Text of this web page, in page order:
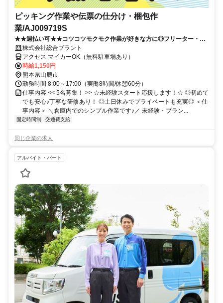
ピッキング作業や伝票の仕分け・梱包作
業/AJ009719S
★★週払い可★★コツコツモクモク作業が好きな方に◎フリーター・ブ
ランクある方歓迎
株式会社総合プラント
アクセス マイカーOK（無料駐車場あり）
時給1,150円
熊本県山鹿市
勤務時間 8:00～17:00（実働8時間/休憩60分）
仕事内容 << 5名募集！ >> ☆未経験スタート応援します！☆ ◎初めて
でも安心♪丁寧な研修あり！ ◎土日休みでプライベートも充実◎ ＜仕
事内容＞ ＼倉庫内でのシンプル作業です♪／ 未経験・ブラン...
固定時間制 交通費支給
同じ企業の求人
アルバイト・パート